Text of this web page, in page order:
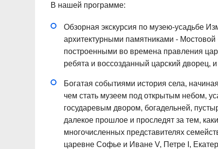
В нашей программе:
Обзорная экскурсия по музею-усадьбе
архитектурными памятниками -
построенными во времена правления
ребята и воссозданный царский дворец,
Богатая событиями история села,
чем стать музеем под открытым небом,
государевым двором, богадельней,
далекое прошлое и проследят за тем,
многочисленных представителях
царевне Софье и Иване V, Петре I,